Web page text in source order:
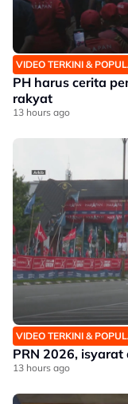
VIDEO TERKINI &
PH harus cerita
rakyat
13 hours ago
VIDEO TERKINI &
PRN 2026,
13 hours ago